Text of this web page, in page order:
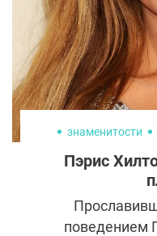
знаменитости
Пэрис
поведением